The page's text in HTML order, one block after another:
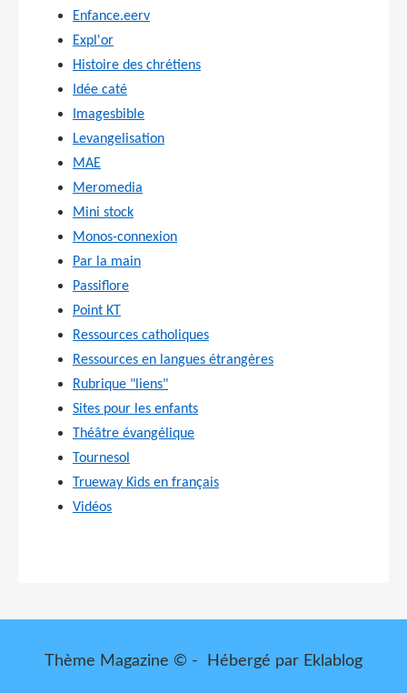
Enfance.eerv
Expl'or
Histoire des chrétiens
Idée caté
Imagesbible
Levangelisation
MAE
Meromedia
Mini stock
Monos-connexion
Par la main
Passiflore
Point KT
Ressources catholiques
Ressources en langues étrangères
Rubrique "liens"
Sites pour les enfants
Théâtre évangélique
Tournesol
Trueway Kids en français
Vidéos
Thème Magazine © - Hébergé par Eklablog